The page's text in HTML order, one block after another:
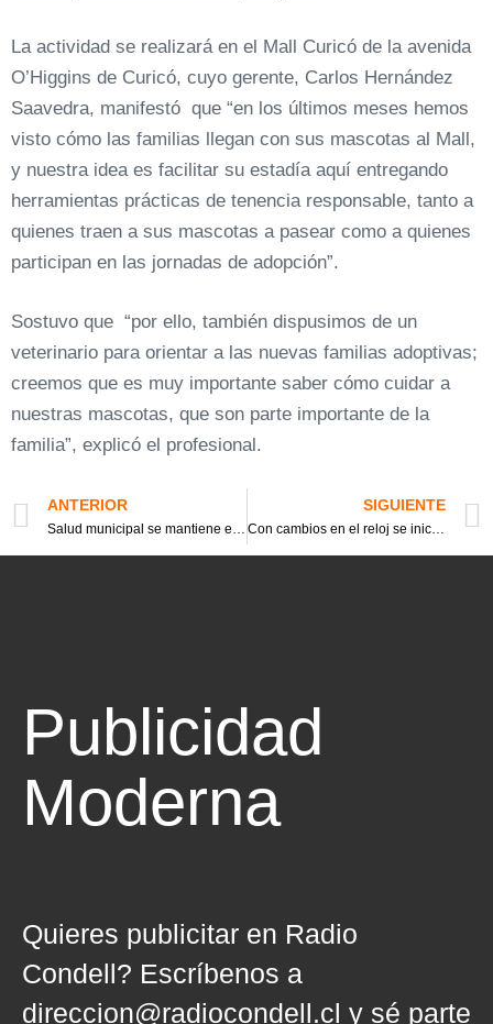
La actividad se realizará en el Mall Curicó de la avenida
O’Higgins de Curicó, cuyo gerente, Carlos Hernández
Saavedra, manifestó que “en los últimos meses hemos
visto cómo las familias llegan con sus mascotas al Mall,
y nuestra idea es facilitar su estadía aquí entregando
herramientas prácticas de tenencia responsable, tanto a
quienes traen a sus mascotas a pasear como a quienes
participan en las jornadas de adopción”.
Sostuvo que “por ello, también dispusimos de un
veterinario para orientar a las nuevas familias adoptivas;
creemos que es muy importante saber cómo cuidar a
nuestras mascotas, que son parte importante de la
familia”, explicó el profesional.
ANTERIOR
Salud municipal se mantiene en paro de 24 horas
SIGUIENTE
Con cambios en el reloj se inicia horario de verano
Publicidad
Moderna
Quieres publicitar en Radio
Condell? Escríbenos a
direccion@radiocondell.cl y sé parte